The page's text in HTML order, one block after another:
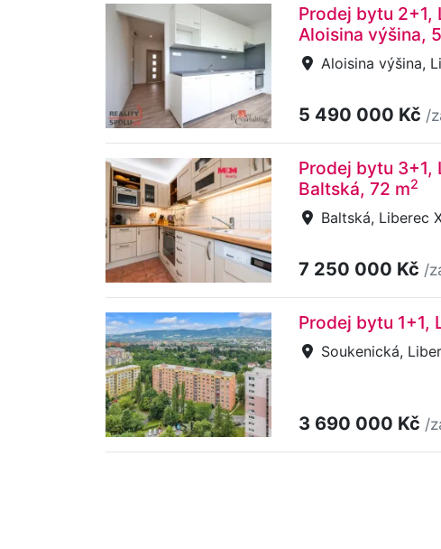
Prodej bytu 2+1,
Aloisina výšina,
Aloisina výšina,
5 490 000 Kč /
Prodej bytu 3+1,
Baltská, 72 m2
Baltská, Liberec
7 250 000 Kč /
Prodej bytu 1+1,
Soukenická,
3 690 000 Kč /